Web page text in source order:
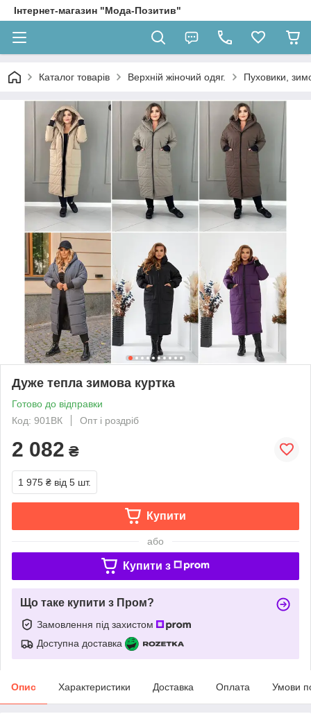
Інтернет-магазин "Мода-Позитив"
Каталог товарів Верхній жіночий одяг. Пуховики,
Дуже тепла зимова куртка
Готово до відправки
Код: 901ВК
Опт і роздріб
2 082 ₴
1 975 ₴ від 5 шт.
Купити
або
Купити з
Що таке купити з Пром?
Замовлення під захистом
Доступна доставка
Опис Характеристики Доставка Оплата Умови